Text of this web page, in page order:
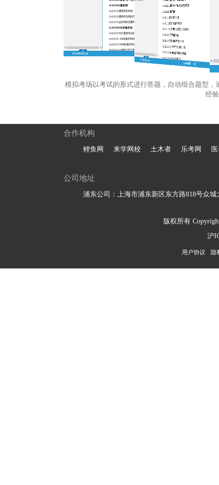
模拟考场以考试的形式进行答题，自动组合题型
经
合作机构
鲤鱼网 来学网校 土木者 乐考网
公司地址
浦东公司：上海市浦东新区东方路818号众城
版权所有
沪
用户协议 隐